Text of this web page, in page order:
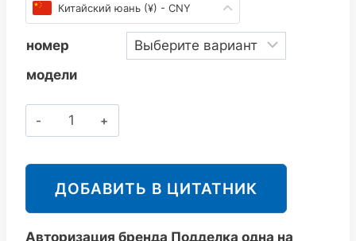
Китайский юань (¥) - CNY
номер
модели
派
Spirax
ДОБАВИТЬ В ЦИТАТНИК
Авторизация бренда Подделка одна на